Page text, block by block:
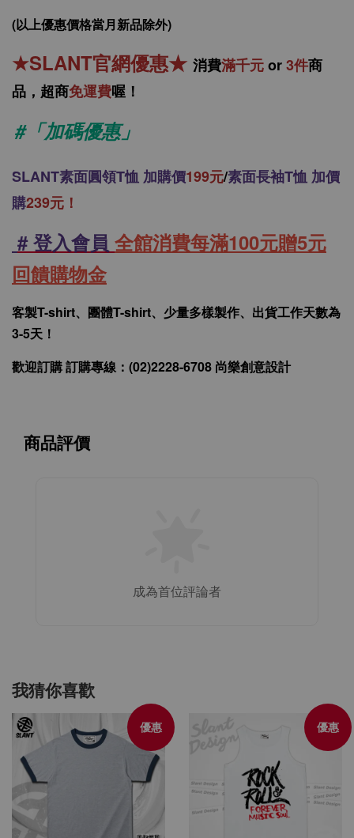
(以上優惠價格當月新品除外)
★SLANT官網優惠★ 消費滿千元or3件商
品， 超商免運費喔！
#「加碼優惠」
SLANT素面圓領T恤 加購價199元/素面長袖T恤 加價
購239元！
# 登入會員 全館消費每滿100元贈5元
回饋購物金
客製T-shirt、團體T-shirt、少量多樣製作、出貨工作天數為
3-5天！
歡迎訂購 訂購專線：(02)2228-6708 尚樂創意設計
商品評價
成為首位評論者
我猜你喜歡
優惠 優惠